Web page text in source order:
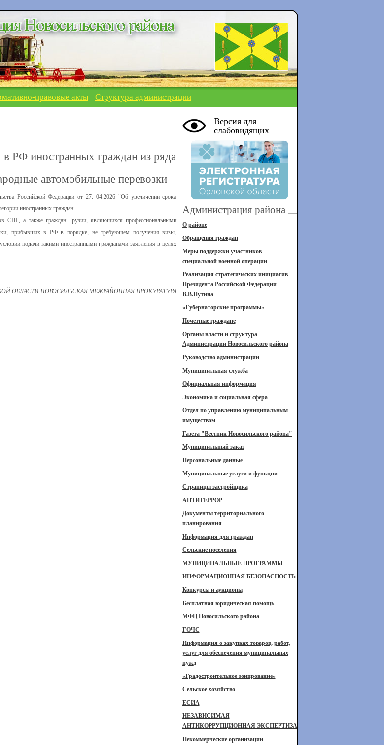
правовые акты Структура администрации
в РФ иностранных граждан из ряда
автомобильные перевозки
Российской Федерации от 27. 04.2026 "Об увеличении срока
иностранных граждан.
СНГ, а также граждан Грузии, являющихся профессиональными
прибывших в РФ в порядке, не требующем получения визы,
подачи такими иностранными гражданами заявления в целях
ОБЛАСТИ НОВОСИЛЬСКАЯ МЕЖРАЙОННАЯ ПРОКУРАТУРА
Версия для
слабовидящих
Администрация района
О районе
Обращения граждан
Меры поддержки участников
специальной военной операции
Реализация стратегических инициатив
Президента Российской Федерации
В.В.Путина
«Губернаторские программы»
Почетные граждане
Органы власти и структура
Администрации Новосильского района
Руководство администрации
Муниципальная служба
Официальная информация
Экономика и социальная сфера
Отдел по управлению муниципальным
имуществом
Газета "Вестник Новосильского района"
Муниципальный заказ
Персональные данные
Муниципальные услуги и функции
Страницы застройщика
АНТИТЕРРОР
Документы территориального
планирования
Информация для граждан
Сельские поселения
МУНИЦИПАЛЬНЫЕ ПРОГРАММЫ
ИНФОРМАЦИОННАЯ БЕЗОПАСНОСТЬ
Конкурсы и аукционы
Бесплатная юридическая помощь
МФЦ Новосильского района
ГОЧС
Информация о закупках товаров, работ,
услуг для обеспечения муниципальных
нужд
«Градостроительное зонирование»
Сельское хозяйство
ЕСИА
НЕЗАВИСИМАЯ
АНТИКОРРУПЦИОННАЯ ЭКСПЕРТИЗА
Некоммерческие организации